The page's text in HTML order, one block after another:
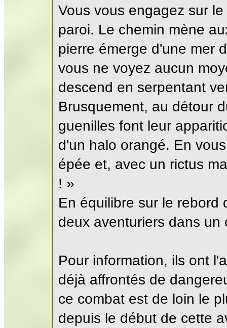
Vous vous engagez sur
paroi. Le chemin mène
pierre émerge d'une mer
vous ne voyez aucun
descend en serpentant
Brusquement, au détour
guenilles font leur
d'un halo orangé. En
épée et, avec un rictus
! »
En équilibre sur le rebord
deux aventuriers dans un
Pour information, ils ont
déjà affrontés de
ce combat est de loin le
depuis le début de cette